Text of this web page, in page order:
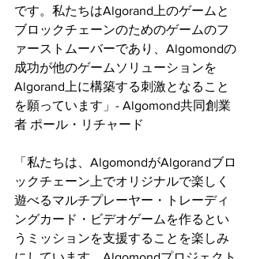
です。私たちはAlgorand上のゲームと
ブロックチェーンのためのゲームのフ
ァーストムーバーであり、Algomondの
成功が他のゲームソリューションを
Algorand上に構築する刺激となること
を願っています」- Algomond共同創業
者 ポール・リチャード
「私たちは、AlgomondがAlgorandブロ
ックチェーン上でオリジナルで楽しく
遊べるマルチプレーヤー・トレーディ
ングカード・ビデオゲームを作るとい
うミッションを支援することを楽しみ